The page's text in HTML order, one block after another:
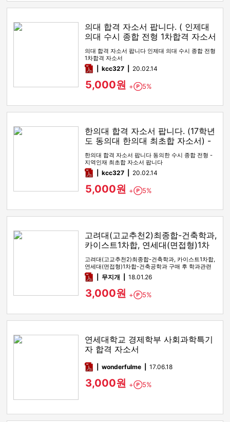
의대 합격 자소서 팝니다. ( 인제대
의대 수시 종합 전형 1차합격 자소서
팝니다)
의대 합격 자소서 팝니다 인제대 의대 수시 종합 전형
1차합격 자소서
pdfkcc327 20.02.14
5,000원 + Point
5%
한의대 합격 자소서 팝니다. (17학년
도 동의대 한의대 최초합 자소서) -
수시 종합 (경쟁률 1x.xx : 1)
한의대 합격 자소서 팝니다 동의한 수시 종합 전형 -
지역인재 최초합 자소서 팝니다
pdfkcc327 20.02.14
5,000원 + Point
5%
고려대(고교추천2)최종합-건축학과,
카이스트1차합, 연세대(면접형)1차
합-건축공학과
고려대(고교추천2)최종합-건축학과, 카이스트1차합,
연세대(면접형)1차합-건축공학과 구매 후 학과관련
자소서 작성방안이나, …
pdf무지개 18.01.26
3,000원 + Point
5%
연세대학교 경제학부 사회과학특기
자 합격 자소서
pdfwonderfulme 17.06.18
3,000원 + Point
5%